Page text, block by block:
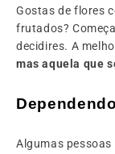
Gostas de flores
frutados?
decidires. A
mas aquela que
Algumas